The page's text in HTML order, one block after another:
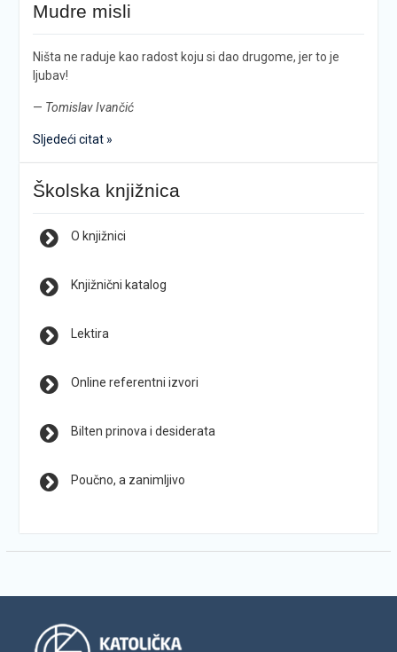
Mudre misli
Ništa ne raduje kao radost koju si dao drugome, jer to je
ljubav!
— Tomislav Ivančić
Sljedeći citat »
Školska knjižnica
O knjižnici
Knjižnični katalog
Lektira
Online referentni izvori
Bilten prinova i desiderata
Poučno, a zanimljivo